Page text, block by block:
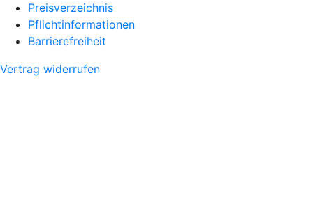
Preisverzeichnis
Pflichtinformationen
Barrierefreiheit
Vertrag widerrufen